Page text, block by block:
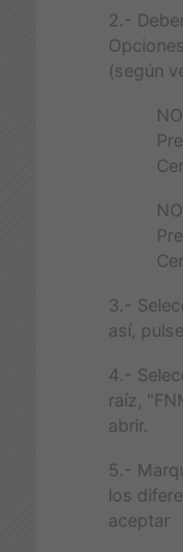
2.-
(según
3.-
así,
4.-
raíz,
abrir.
5.-
los
aceptar